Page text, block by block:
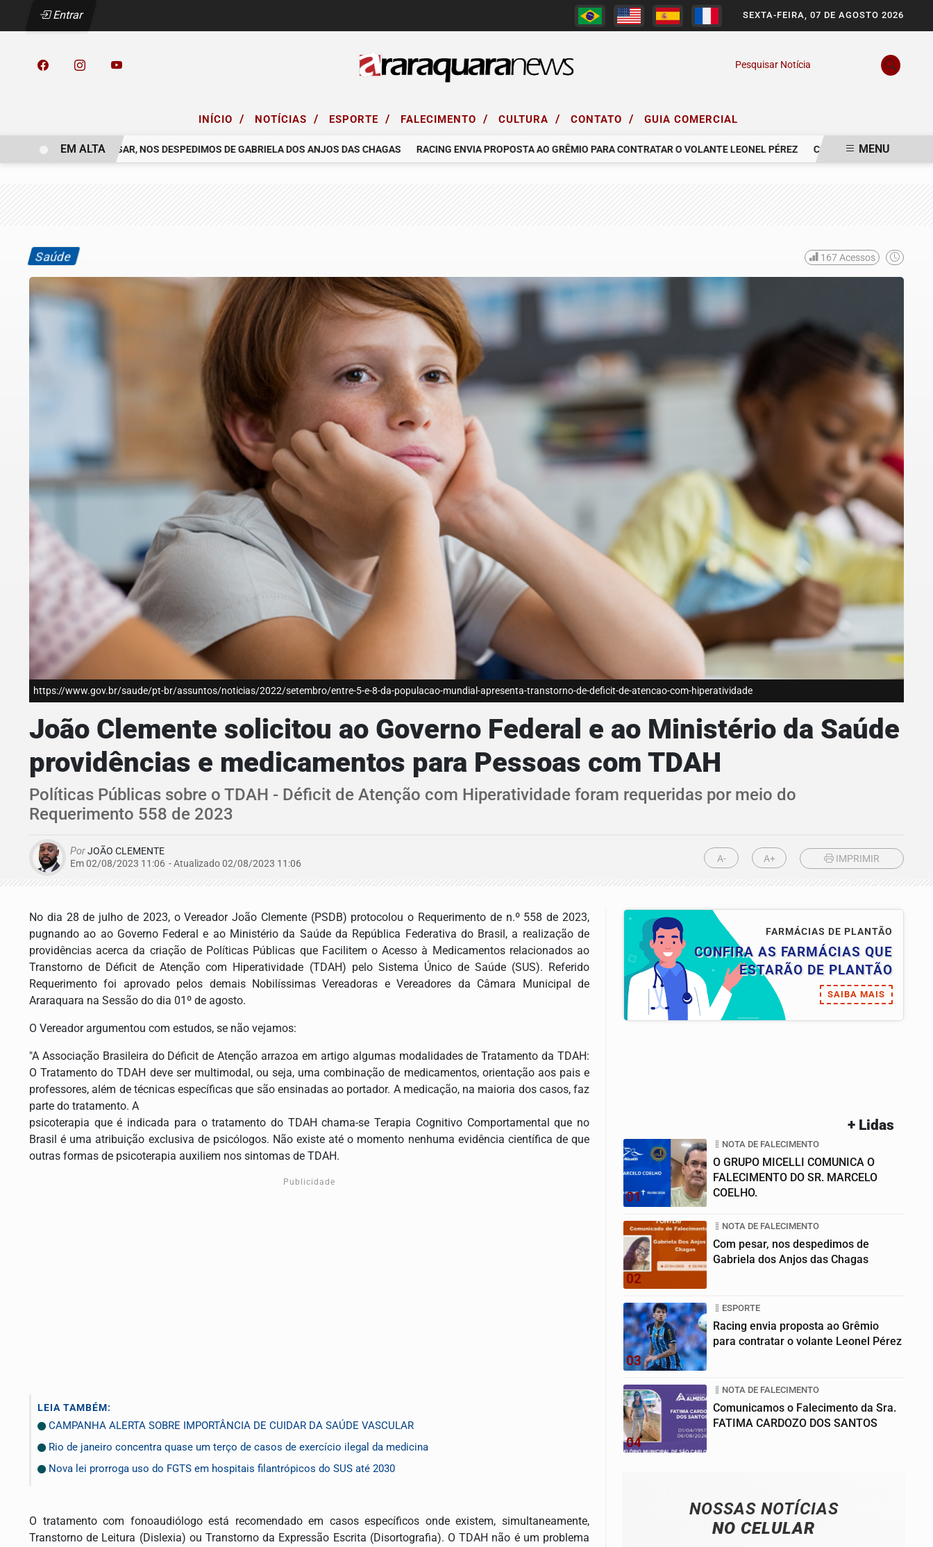
Entrar SEXTA-FEIRA, 07 DE AGOSTO 2026
Pesquisar Notícia
INÍCIO / NOTÍCIAS / ESPORTE / FALECIMENTO / CULTURA / CONTATO / GUIA COMERCIAL
COELHO. COM PESAR, NOS DESPEDIMOS DE GABRIELA DOS ANJOS DAS CHAGAS RACING ENVIA PROPOSTA AO GRÊMIO PARA CONTRATAR O VOLANTE LEONEL PÉREZ COMUNICAMOS O
EM ALTA MENU
Saúde 167Acessos
https://www.gov.br/saude/pt-br/assuntos/noticias/2022/setembro/entre-5-e-8-da-populacao-mundial-apresenta-transtorno-de-deficit-de-atencao-com-hiperatividade
João Clemente solicitou ao Governo Federal e ao Ministério da Saúde
providências e medicamentos para Pessoas com TDAH
Políticas Públicas sobre o TDAH - Déficit de Atenção com Hiperatividade foram requeridas por meio do
Requerimento 558 de 2023
PorJOÃO CLEMENTE
Em 02/08/2023 11:06 - Atualizado02/08/2023 11:06 A- A+ IMPRIMIR
No dia 28 de julho de 2023, o Vereador João Clemente (PSDB) protocolou o Requerimento de n.º 558 de 2023,
pugnando ao ao Governo Federal e ao Ministério da Saúde da República Federativa do Brasil, a realização de
providências acerca da criação de Políticas Públicas que Facilitem o Acesso à Medicamentos relacionados ao
Transtorno de Déficit de Atenção com Hiperatividade (TDAH) pelo Sistema Único de Saúde (SUS). Referido
Requerimento foi aprovado pelos demais Nobilíssimas Vereadoras e Vereadores da Câmara Municipal de
Araraquara na Sessão do dia 01º de agosto.
O Vereador argumentou com estudos, se não vejamos:
"A Associação Brasileira do Déficit de Atenção arrazoa em artigo algumas modalidades de Tratamento da TDAH:
O Tratamento do TDAH deve ser multimodal, ou seja, uma combinação de medicamentos, orientação aos pais e
professores, além de técnicas específicas que são ensinadas ao portador. A medicação, na maioria dos casos, faz
parte do tratamento. A
psicoterapia que é indicada para o tratamento do TDAH chama-se Terapia Cognitivo Comportamental que no
Brasil é uma atribuição exclusiva de psicólogos. Não existe até o momento nenhuma evidência científica de que
outras formas de psicoterapia auxiliem nos sintomas de TDAH.
Publicidade
LEIA TAMBÉM:
CAMPANHA ALERTA SOBRE IMPORTÂNCIA DE CUIDAR DA SAÚDE VASCULAR
Rio de janeiro concentra quase um terço de casos de exercício ilegal da medicina
Nova lei prorroga uso do FGTS em hospitais filantrópicos do SUS até 2030
O tratamento com fonoaudiólogo está recomendado em casos específicos onde existem, simultaneamente,
Transtorno de Leitura (Dislexia) ou Transtorno da Expressão Escrita (Disortografia). O TDAH não é um problema
FARMÁCIAS DE PLANTÃO
CONFIRA AS FARMÁCIAS QUE
ESTARÃO DE PLANTÃO
SAIBA MAIS
+ Lidas
01
NOTA DE FALECIMENTO
O GRUPO MICELLI COMUNICA O
FALECIMENTO DO SR. MARCELO
COELHO.
02
NOTA DE FALECIMENTO
Com pesar, nos despedimos de
Gabriela dos Anjos das Chagas
03
ESPORTE
Racing envia proposta ao Grêmio
para contratar o volante Leonel Pérez
04
NOTA DE FALECIMENTO
Comunicamos o Falecimento da Sra.
FATIMA CARDOZO DOS SANTOS
NOSSAS NOTÍCIAS
NO CELULAR